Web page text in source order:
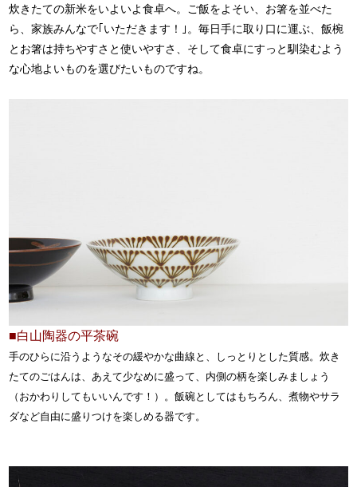
炊きたての新米をいよいよ食卓へ。ご飯をよそい、お箸を並べた
ら、家族みんなで｢いただきます！｣。毎日手に取り口に運ぶ、飯椀
とお箸は持ちやすさと使いやすさ、そして食卓にすっと馴染むよう
な心地よいものを選びたいものですね。
■白山陶器の平茶碗
手のひらに沿うようなその緩やかな曲線と、しっとりとした質感。炊き
たてのごはんは、あえて少なめに盛って、内側の柄を楽しみましょう
（おかわりしてもいいんです！）。飯碗としてはもちろん、煮物やサラ
ダなど自由に盛りつけを楽しめる器です。